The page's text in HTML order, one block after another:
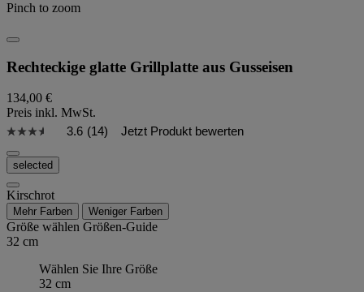
Pinch to zoom
Rechteckige glatte Grillplatte aus Gusseisen
134,00 €
Preis inkl. MwSt.
3.6 (14) Jetzt Produkt bewerten
selected
Kirschrot
Mehr Farben Weniger Farben
Größe wählen Größen-Guide
32 cm
Wählen Sie Ihre Größe
32 cm